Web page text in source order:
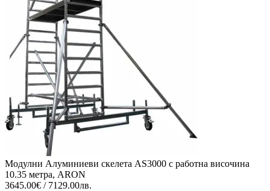
Модулни Алуминиеви скелета AS3000 с работна височина
10.35 метра, ARON
3645.00€ / 7129.00лв.